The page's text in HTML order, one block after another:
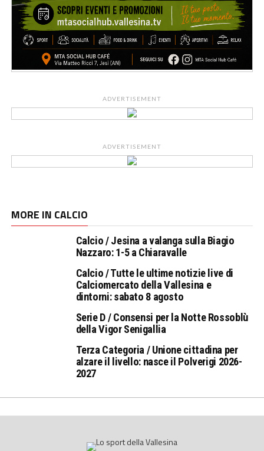
ADVERTISEMENT
ADVERTISEMENT
MORE IN CALCIO
Calcio / Jesina a valanga sulla Biagio
Nazzaro: 1-5 a Chiaravalle
Calcio / Tutte le ultime notizie live di
Calciomercato della Vallesina e
dintorni: sabato 8 agosto
Serie D / Consensi per la Notte Rossoblù
della Vigor Senigallia
Terza Categoria / Unione cittadina per
alzare il livello: nasce il Polverigi 2026-
2027